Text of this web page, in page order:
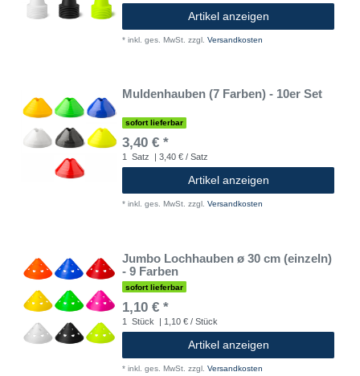
Artikel anzeigen
* inkl. ges. MwSt. zzgl. Versandkosten
Muldenhauben (7 Farben) - 10er Set
sofort lieferbar
3,40 € *
1 Satz | 3,40 € / Satz
Artikel anzeigen
* inkl. ges. MwSt. zzgl. Versandkosten
Jumbo Lochhauben ø 30 cm (einzeln)
- 9 Farben
sofort lieferbar
1,10 € *
1 Stück | 1,10 € / Stück
Artikel anzeigen
* inkl. ges. MwSt. zzgl. Versandkosten